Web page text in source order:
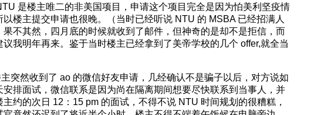
是楼主唯二的非美国项目，申请这个项目完全是因为怕美利坚疫情
楼主提交申请也很晚。（当时已经听说 NTU 的 MSBA 已经招满人
不其然，四月底的时候就收到了邮件，但神奇的是却不是拒信，而
我明年再来。鉴于当时楼主已经拿到了美帝学校的几个 offer,就全当
突然收到了 ao 的微信好友申请，几经确认不是骗子以后，对方说如
排面试，微信联系是因为尚在隔离期间想要尽快联系到当事人，并
约的次日 12：15 pm 的面试，不得不说 NTU 时间规划的很糟糕，